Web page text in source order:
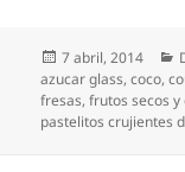
Publicado
el
7 abril, 2014
azucar glass,coco,
fresas,frutos secos
pastelitos crujientes